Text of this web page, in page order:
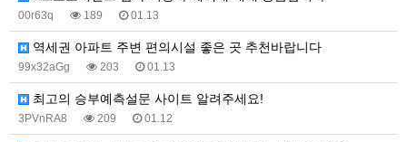
00r63q 189 01.13
역세권 아파트 주변 편의시설 좋은 곳 추천바랍니다
99x32aGg 203 01.13
최고의 승부예측설문 사이트 알려주세요!
3PVnRA8 209 01.12